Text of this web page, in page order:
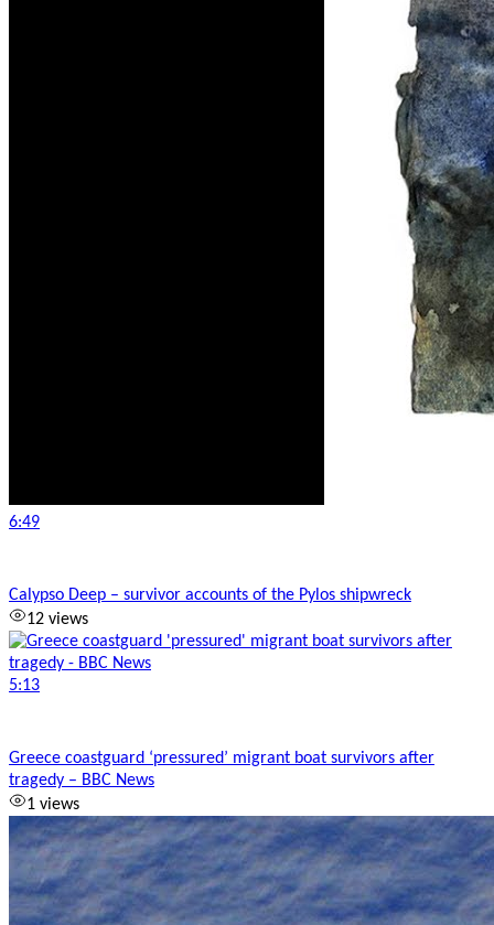
6:49
Calypso Deep – survivor accounts of the Pylos shipwreck
12 views
5:13
Greece coastguard ‘pressured’ migrant boat survivors after
tragedy – BBC News
1 views